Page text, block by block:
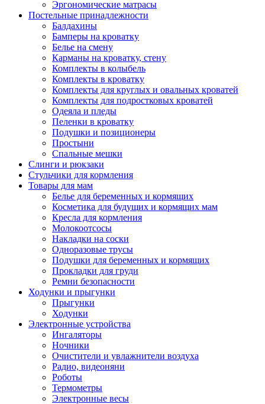
Эргономические матрасы
Постельные принадлежности
Балдахины
Бамперы на кроватку
Белье на смену
Карманы на кроватку, стену
Комплекты в колыбель
Комплекты в кроватку
Комплекты для круглых и овальных кроватей
Комплекты для подростковых кроватей
Одеяла и пледы
Пеленки в кроватку
Подушки и позиционеры
Простыни
Спальные мешки
Слинги и рюкзаки
Стульчики для кормления
Товары для мам
Белье для беременных и кормящих
Косметика для будущих и кормящих мам
Кресла для кормления
Молокоотсосы
Накладки на соски
Одноразовые трусы
Подушки для беременных и кормящих
Прокладки для груди
Ремни безопасности
Ходунки и прыгунки
Прыгунки
Ходунки
Электронные устройства
Ингаляторы
Ночники
Очистители и увлажнители воздуха
Радио, видеоняни
Роботы
Термометры
Электронные весы